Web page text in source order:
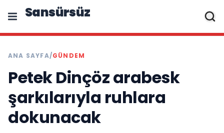
Sansürsüz
ANA SAYFA/GÜNDEM
Petek Dinçöz arabesk
şarkılarıyla ruhlara
dokunacak